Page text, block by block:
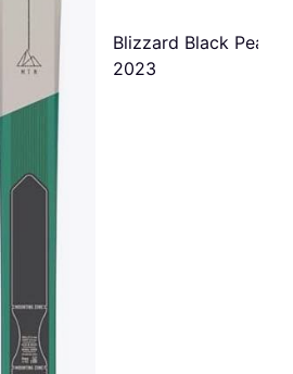
Blizzard Black Pearl
2023